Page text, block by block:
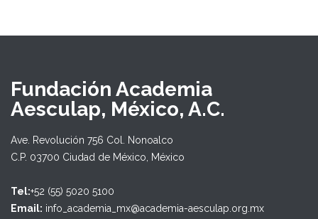
Fundación Academia
Aesculap, México, A.C.
Ave. Revolución 756 Col. Nonoalco
C.P. 03700 Ciudad de México, México
Tel:+52 (55) 5020 5100
Email: info_academia_mx@academia-aesculap.org.mx